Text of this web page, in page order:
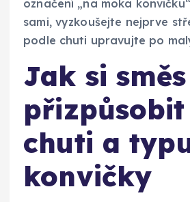
označení „na moka
sami, vyzkoušejte nejprve
podle chuti upravujte po
Jak si směs
chuti a
konvičky